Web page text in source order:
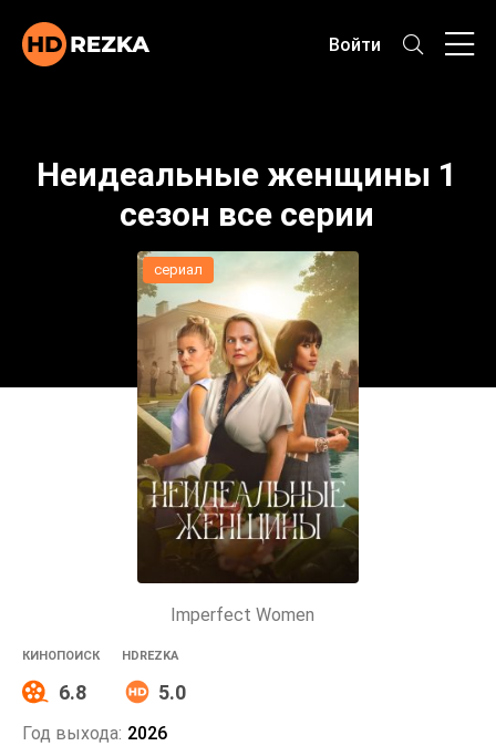
Войти
Неидеальные женщины 1
сезон все серии
сериал
Imperfect Women
КИНОПОИСК
6.8
HDREZKA
5.0
Год выхода: 2026